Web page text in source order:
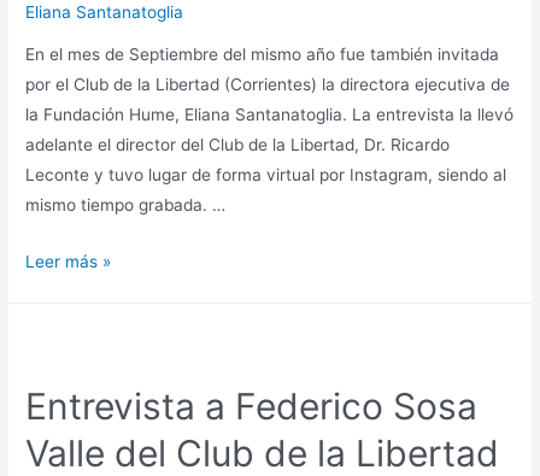
Eliana Santanatoglia
En el mes de Septiembre del mismo año fue también invitada
por el Club de la Libertad (Corrientes) la directora ejecutiva de
la Fundación Hume, Eliana Santanatoglia. La entrevista la llevó
adelante el director del Club de la Libertad, Dr. Ricardo
Leconte y tuvo lugar de forma virtual por Instagram, siendo al
mismo tiempo grabada. …
Leer más »
Entrevista a Federico Sosa
Valle del Club de la Libertad